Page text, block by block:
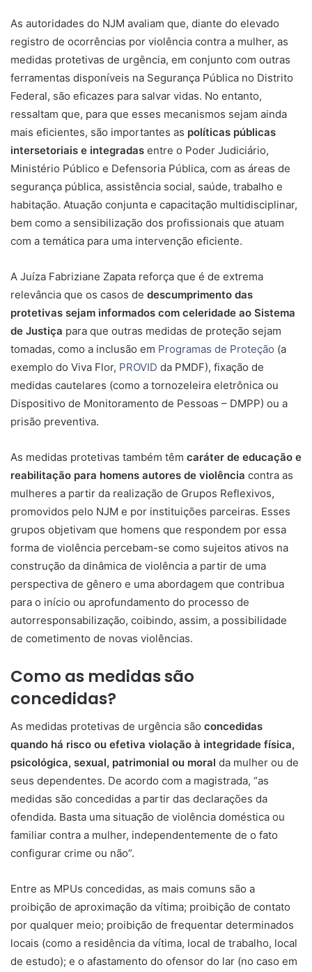
As autoridades do NJM avaliam que, diante do elevado
registro de ocorrências por violência contra a mulher, as
medidas protetivas de urgência, em conjunto com outras
ferramentas disponíveis na Segurança Pública no Distrito
Federal, são eficazes para salvar vidas. No entanto,
ressaltam que, para que esses mecanismos sejam ainda
mais eficientes, são importantes as políticas públicas
intersetoriais e integradas entre o Poder Judiciário,
Ministério Público e Defensoria Pública, com as áreas de
segurança pública, assistência social, saúde, trabalho e
habitação. Atuação conjunta e capacitação multidisciplinar,
bem como a sensibilização dos profissionais que atuam
com a temática para uma intervenção eficiente.
A Juíza Fabriziane Zapata reforça que é de extrema
relevância que os casos de descumprimento das
protetivas sejam informados com celeridade ao Sistema
de Justiça para que outras medidas de proteção sejam
tomadas, como a inclusão em Programas de Proteção (a
exemplo do Viva Flor, PROVID da PMDF), fixação de
medidas cautelares (como a tornozeleira eletrônica ou
Dispositivo de Monitoramento de Pessoas – DMPP) ou a
prisão preventiva.
As medidas protetivas também têm caráter de educação e
reabilitação para homens autores de violência contra as
mulheres a partir da realização de Grupos Reflexivos,
promovidos pelo NJM e por instituições parceiras. Esses
grupos objetivam que homens que respondem por essa
forma de violência percebam-se como sujeitos ativos na
construção da dinâmica de violência a partir de uma
perspectiva de gênero e uma abordagem que contribua
para o início ou aprofundamento do processo de
autorresponsabilização, coibindo, assim, a possibilidade
de cometimento de novas violências.
Como as medidas são
concedidas?
As medidas protetivas de urgência são concedidas
quando há risco ou efetiva violação à integridade física,
psicológica, sexual, patrimonial ou moral da mulher ou de
seus dependentes. De acordo com a magistrada, “as
medidas são concedidas a partir das declarações da
ofendida. Basta uma situação de violência doméstica ou
familiar contra a mulher, independentemente de o fato
configurar crime ou não”.
Entre as MPUs concedidas, as mais comuns são a
proibição de aproximação da vítima; proibição de contato
por qualquer meio; proibição de frequentar determinados
locais (como a residência da vítima, local de trabalho, local
de estudo); e o afastamento do ofensor do lar (no caso em